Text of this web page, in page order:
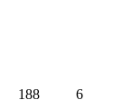
188 6